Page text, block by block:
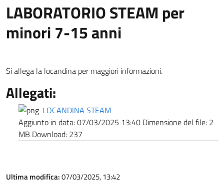
LABORATORIO STEAM per
minori 7-15 anni
Si allega la locandina per maggiori informazioni.
Allegati:
LOCANDINA STEAM
Aggiunto in data:07/03/2025 13:40 Dimensione del file: 2
MB Download: 237
Ultima modifica:07/03/2025, 13:42